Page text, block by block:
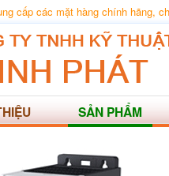
cấp các mặt hàng chính hãng,
SẢN PHẨM